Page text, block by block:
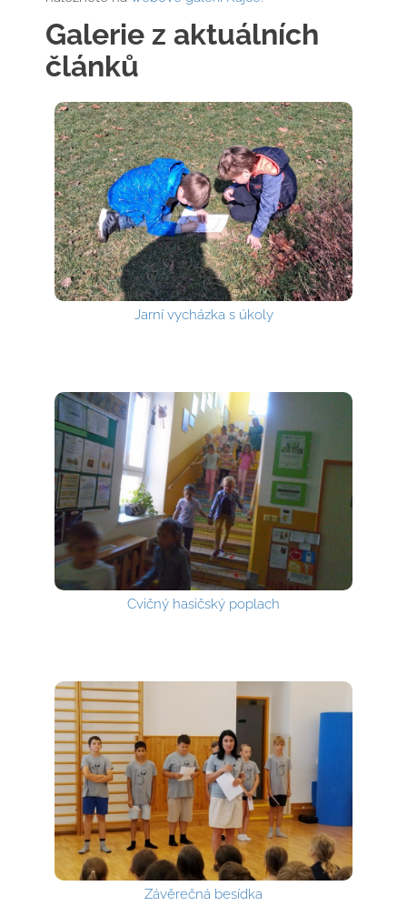
Galerie z aktuálních
článků
Jarní vycházka s úkoly
Cvičný hasičský poplach
Závěrečná besídka